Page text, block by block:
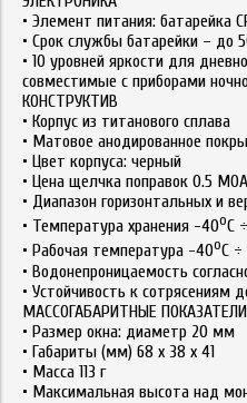
• Элемент питания: батарейка
• Срок службы батарейки – до
• 10 уровней яркости для
совместимые с приборами
КОНСТРУКТИВ
• Корпус из титанового сплава
• Матовое анодированное
• Цвет корпуса: черный
• Цена щелчка поправок 0.5 МОА
• Диапазон горизонтальных и
• Температура хранения -40оС
• Рабочая температура -40оС ÷
• Водонепроницаемость
• Устойчивость к сотрясениям
МАССОГАБАРИТНЫЕ ПОКАЗАТЕЛИ
• Размер окна: диаметр 20 мм
• Габариты (мм) 68 x 38 x 41
• Масса 113 г
• Максимальная высота над